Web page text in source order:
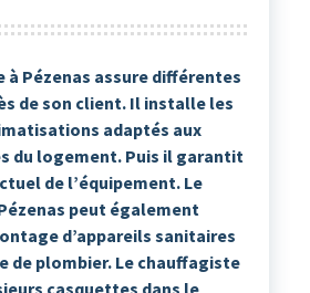
à Pézenas assure différentes
de son client. Il installe les
adaptés aux
du logement. Puis il garantit
de l’équipement. Le
peut également
d’appareils sanitaires
de plombier. Le chauffagiste